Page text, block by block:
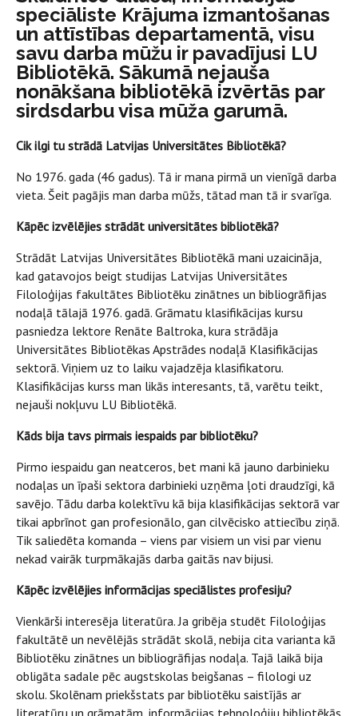
speciāliste Krājuma izmantošanas
un attīstības departamentā, visu
savu darba mūžu ir pavadījusi LU
Bibliotēkā. Sākumā nejauša
nonākšana bibliotēkā izvērtās par
sirdsdarbu visa mūža garumā.
Cik ilgi tu strādā Latvijas Universitātes Bibliotēkā?
No 1976. gada (46 gadus). Tā ir mana pirmā un vienīgā darba
vieta. Šeit pagājis man darba mūžs, tātad man tā ir svarīga.
Kāpēc izvēlējies strādāt universitātes bibliotēkā?
Strādāt Latvijas Universitātes Bibliotēkā mani uzaicināja,
kad gatavojos beigt studijas Latvijas Universitātes
Filoloģijas fakultātes Bibliotēku zinātnes un bibliogrāfijas
nodaļā tālajā 1976. gadā. Grāmatu klasifikācijas kursu
pasniedza lektore Renāte Baltroka, kura strādāja
Universitātes Bibliotēkas Apstrādes nodaļā Klasifikācijas
sektorā. Viņiem uz to laiku vajadzēja klasifikatoru.
Klasifikācijas kurss man likās interesants, tā, varētu teikt,
nejauši nokļuvu LU Bibliotēkā.
Kāds bija tavs pirmais iespaids par bibliotēku?
Pirmo iespaidu gan neatceros, bet mani kā jauno darbinieku
nodaļas un īpaši sektora darbinieki uzņēma ļoti draudzīgi, kā
savējo. Tādu darba kolektīvu kā bija klasifikācijas sektorā var
tikai apbrīnot gan profesionālo, gan cilvēcisko attiecību ziņā.
Tik saliedēta komanda – viens par visiem un visi par vienu
nekad vairāk turpmākajās darba gaitās nav bijusi.
Kāpēc izvēlējies informācijas speciālistes profesiju?
Vienkārši interesēja literatūra. Ja gribēja studēt Filoloģijas
fakultātē un nevēlējās strādāt skolā, nebija cita varianta kā
Bibliotēku zinātnes un bibliogrāfijas nodaļa. Tajā laikā bija
obligāta sadale pēc augstskolas beigšanas – filologi uz
skolu. Skolēnam priekšstats par bibliotēku saistījās ar
literatūru un grāmatām, informācijas tehnoloģiju bibliotēkās